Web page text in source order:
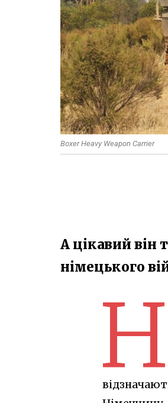
Boxer Heavy Weapon Carrier
А цікавий він
німецького
Н